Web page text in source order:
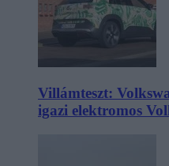
Villámteszt:
igazi elektromos